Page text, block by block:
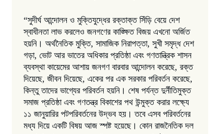
“সুদীর্ঘ আন্দোলন ও মুক্তিযুদ্ধের রক্তাক্ত সিঁড়ি বেয়ে দেশ
স্বাধীনতা লাভ করলেও জনগণের কাঙ্ক্ষিত বিজয় এখনো অর্জিত
হয়নি। অর্থনৈতিক মুক্তি, সামাজিক নিরাপত্তা, সুখী সমৃদ্ধ দেশ
গড়া, ভোট আর ভাতের অধিকার প্রতিষ্ঠা এবং গণতান্ত্রিক শাসন
ব্যবস্থা কায়েমের আশায় জনগণ বারবার আন্দোলন করেছে, রক্ত
দিয়েছে, জীবন দিয়েছে, একের পর এক সরকার পরিবর্তন করেছে,
কিন্তু তাদের ভাগ্যের পরিবর্তন হয়নি। শেষ পর্যন্ত দুর্নীতিমুক্ত
সমাজ প্রতিষ্ঠা এবং গণতন্ত্র বিকাশের পথ উন্মুক্ত করার লক্ষ্যে
১১ জানুয়ারির পটপরিবর্তনের উদ্ভব হয়। তবে এসব পরিবর্তনের
মধ্য দিয়ে একটি বিষয় আজ স্পষ্ট হয়েছে। কোন রাজনৈতিক দল